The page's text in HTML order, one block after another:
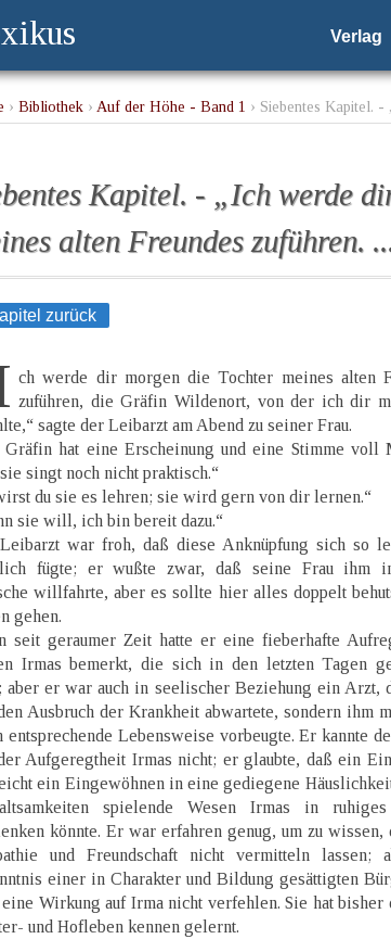
Verlag
› Bibliothek › Auf der Höhe - Band 1 › Siebentes Kapitel.
Kapitel. - „Ich werde
alten Freundes zuführen.
zurück
ch werde dir morgen die Tochter meines alten
zuführen, die Gräfin Wildenort, von der ich dir
sagte der Leibarzt am Abend zu seiner Frau.
Gräfin hat eine Erscheinung und eine Stimme voll
singt noch nicht praktisch.“
du sie es lehren; sie wird gern von dir lernen.“
sie will, ich bin bereit dazu.“
war froh, daß diese Anknüpfung sich so
fügte; er wußte zwar, daß seine Frau ihm
willfahrte, aber es sollte hier alles doppelt
gehen.
seit geraumer Zeit hatte er eine fieberhafte
Irmas bemerkt, die sich in den letzten Tagen
aber er war auch in seelischer Beziehung ein Arzt,
Ausbruch der Krankheit abwartete, sondern ihm
entsprechende Lebensweise vorbeugte. Er kannte
Aufgeregtheit Irmas nicht; er glaubte, daß ein
ein Eingewöhnen in eine gediegene
spielende Wesen Irmas in
könnte. Er war erfahren genug, um zu wissen,
und Freundschaft nicht vermitteln lassen;
einer in Charakter und Bildung gesättigten
Wirkung auf Irma nicht verfehlen. Sie hat bisher
und Hofleben kennen gelernt.